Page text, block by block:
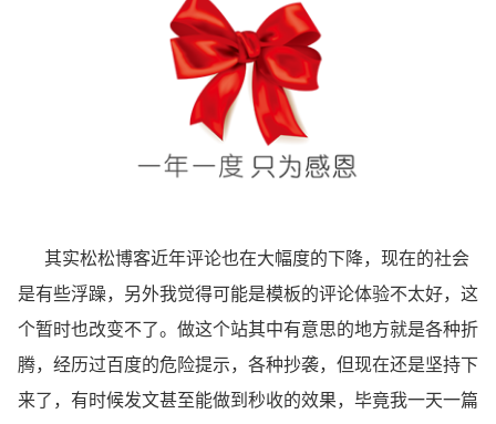
其实松松博客近年评论也在大幅度的下降，现在的社会
是有些浮躁，另外我觉得可能是模板的评论体验不太好，这
个暂时也改变不了。做这个站其中有意思的地方就是各种折
腾，经历过百度的危险提示，各种抄袭，但现在还是坚持下
来了，有时候发文甚至能做到秒收的效果，毕竟我一天一篇